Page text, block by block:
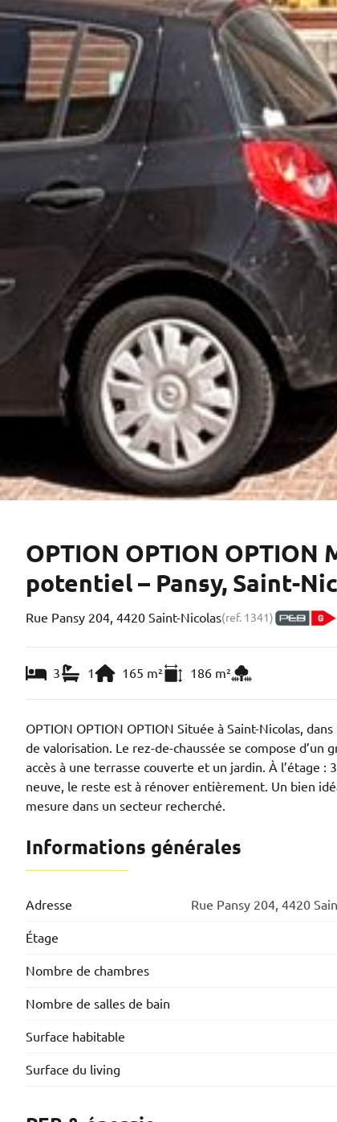
OPTION OPTION
potentiel – Pansy, Saint-
Rue Pansy 204, 4420 Saint-Nicolas(ref. 1341)
3 1 165 m² 186 m²
OPTION OPTION OPTION Située à Saint-Nicolas,
de valorisation. Le rez-de-chaussée se compose d’un
accès à une terrasse couverte et un jardin. À l’étage
neuve, le reste est à rénover entièrement. Un bien
mesure dans un secteur recherché.
Informations générales
Adresse Rue Pansy 204, 4420
Étage
Nombre de chambres
Nombre de salles de bain
Surface habitable
Surface du living